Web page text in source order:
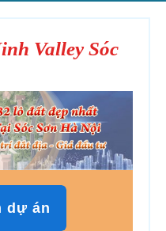
Valley Sóc
dự án